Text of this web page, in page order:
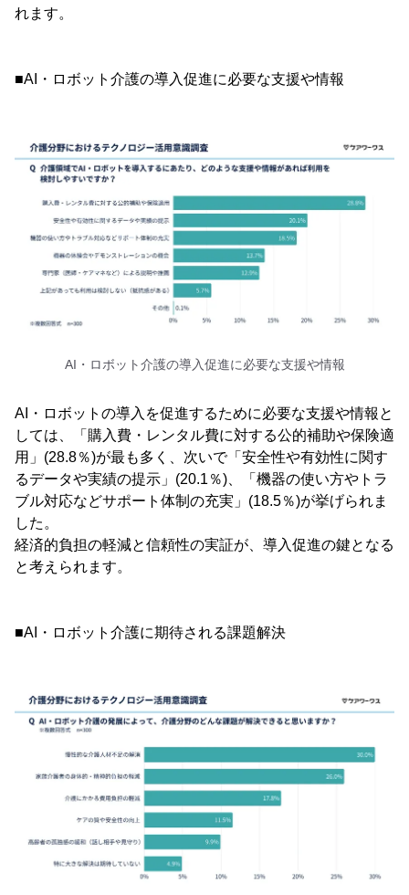
れます。
■AI・ロボット介護の導入促進に必要な支援や情報
AI・ロボット介護の導入促進に必要な支援や情報
AI・ロボットの導入を促進するために必要な支援や情報と
しては、「購入費・レンタル費に対する公的補助や保険適
用」(28.8％)が最も多く、次いで「安全性や有効性に関す
るデータや実績の提示」(20.1％)、「機器の使い方やトラ
ブル対応などサポート体制の充実」(18.5％)が挙げられま
した。
経済的負担の軽減と信頼性の実証が、導入促進の鍵となる
と考えられます。
■AI・ロボット介護に期待される課題解決